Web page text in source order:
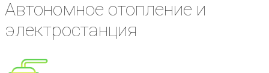
Автономное отопление и
электростанция